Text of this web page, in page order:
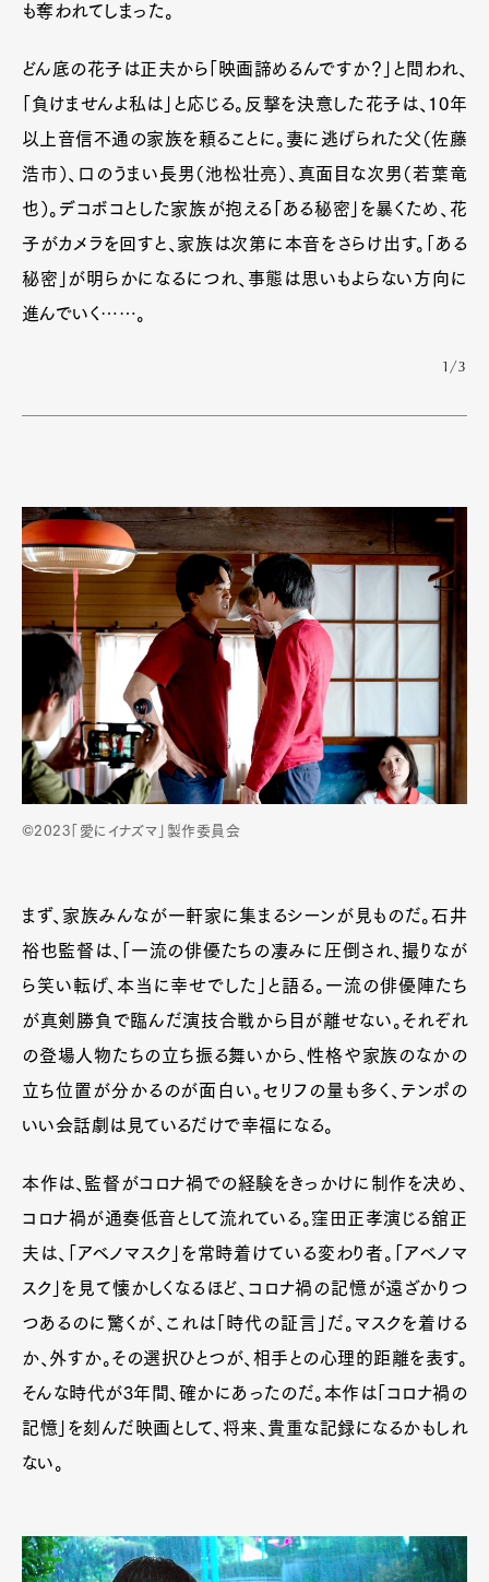
も奪われてしまった。
どん底の花子は正夫から「映画諦めるんですか？」と問われ、
「負けませんよ私は」と応じる。反撃を決意した花子は、10年
以上音信不通の家族を頼ることに。妻に逃げられた父（佐藤
浩市）、口のうまい長男（池松壮亮）、真面目な次男（若葉竜
也）。デコボコとした家族が抱える「ある秘密」を暴くため、花
子がカメラを回すと、家族は次第に本音をさらけ出す。「ある
秘密」が明らかになるにつれ、事態は思いもよらない方向に
進んでいく……。
1/3
©2023「愛にイナズマ」製作委員会
まず、家族みんなが一軒家に集まるシーンが見ものだ。石井
裕也監督は、「一流の俳優たちの凄みに圧倒され、撮りなが
ら笑い転げ、本当に幸せでした」と語る。一流の俳優陣たち
が真剣勝負で臨んだ演技合戦から目が離せない。それぞれ
の登場人物たちの立ち振る舞いから、性格や家族のなかの
立ち位置が分かるのが面白い。セリフの量も多く、テンポの
いい会話劇は見ているだけで幸福になる。
本作は、監督がコロナ禍での経験をきっかけに制作を决め、
コロナ禍が通奏低音として流れている。窪田正孝演じる舘正
夫は、「アベノマスク」を常時着けている変わり者。「アベノマ
スク」を見て懐かしくなるほど、コロナ禍の記憶が遠ざかりつ
つあるのに驚くが、これは「時代の証言」だ。マスクを着ける
か、外すか。その選択ひとつが、相手との心理的距離を表す。
そんな時代が3年間、確かにあったのだ。本作は「コロナ禍の
記憶」を刻んだ映画として、将来、貴重な記録になるかもしれ
ない。